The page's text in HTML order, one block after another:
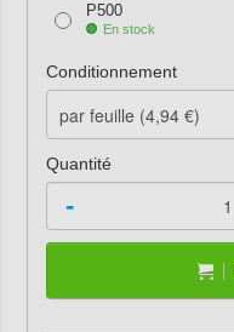
P500
En stock
Conditionnement
Quantité
-